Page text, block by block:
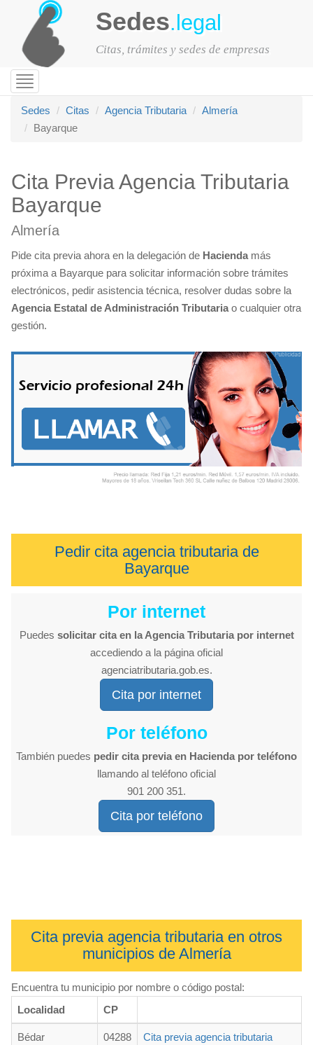
Sedes.legal
Citas, trámites y sedes de empresas
Toggle
navigation
Sedes
Citas Agencia Tributaria
Almería
Bayarque
Cita Previa Agencia Tributaria
Bayarque
Almería
Pide cita previa ahora en la delegación de Hacienda más
próxima a Bayarque para solicitar información sobre trámites
electrónicos, pedir asistencia técnica, resolver dudas sobre la
Agencia Estatal de Administración Tributaria o cualquier otra
gestión.
Pedir cita agencia tributaria de
Bayarque
Por internet
Puedes solicitar cita en la Agencia Tributaria por internet
accediendo a la página oficial
agenciatributaria.gob.es.
Cita por internet
Por teléfono
También puedes pedir cita previa en Hacienda por teléfono
llamando al teléfono oficial
901 200 351.
Cita por teléfono
Cita previa agencia tributaria en otros
municipios de Almería
Encuentra tu municipio por nombre o código postal:
Localidad
CP
Bédar 04288
Cita previa agencia tributaria